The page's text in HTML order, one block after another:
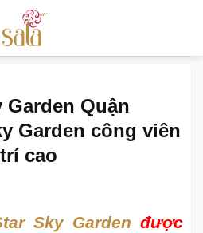
Garden Quận
Garden công viên
cao
Sky Garden được